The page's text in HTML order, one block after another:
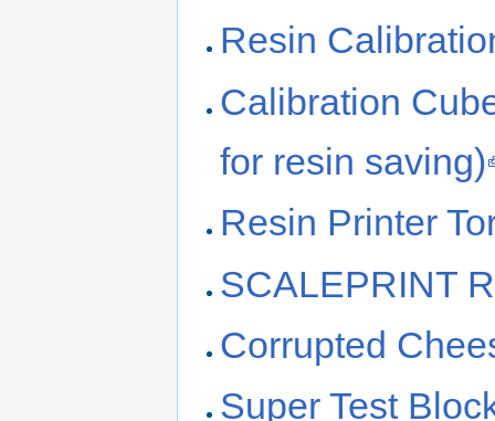
Resin
Calibration
for resin saving)
Resin Printer
SCALEPRINT
Corrupted
Super Test